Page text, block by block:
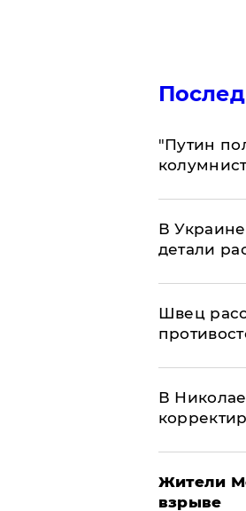
"Путин
В
детали
Швец
В
Жители
взрыве